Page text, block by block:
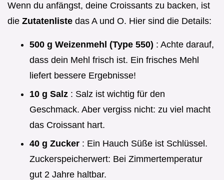
Wenn du anfängst, deine Croissants zu backen, ist
die Zutatenliste das A und O. Hier sind die Details:
500 g Weizenmehl (Type 550) : Achte darauf,
dass dein Mehl frisch ist. Ein frisches Mehl
liefert bessere Ergebnisse!
10 g Salz : Salz ist wichtig für den
Geschmack. Aber vergiss nicht: zu viel macht
das Croissant hart.
40 g Zucker : Ein Hauch Süße ist Schlüssel.
Zuckerspeicherwert: Bei Zimmertemperatur
gut 2 Jahre haltbar.